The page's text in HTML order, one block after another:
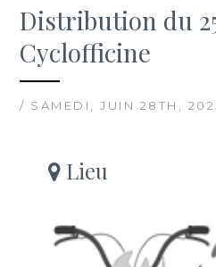
Distribution du
Cyclofficine
/ SAMEDI, JUIN 28TH,
Lieu